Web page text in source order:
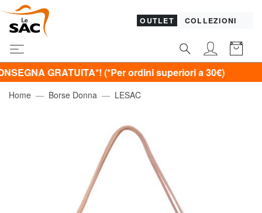
OUTLET COLLEZIONI
GRATUITA*! (*Per ordini superiori a 30€)
Home Borse Donna LESAC